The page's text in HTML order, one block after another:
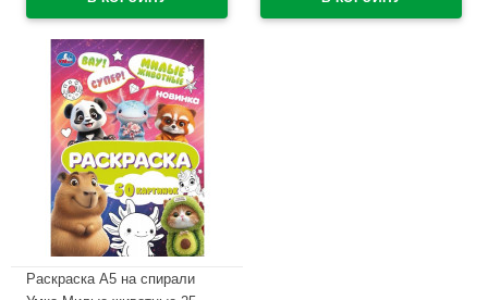
Раскраска А5 на спирали